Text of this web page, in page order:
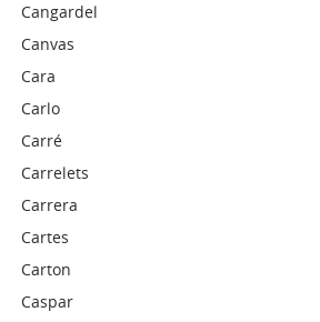
Cangardel
Canvas
Cara
Carlo
Carré
Carrelets
Carrera
Cartes
Carton
Caspar